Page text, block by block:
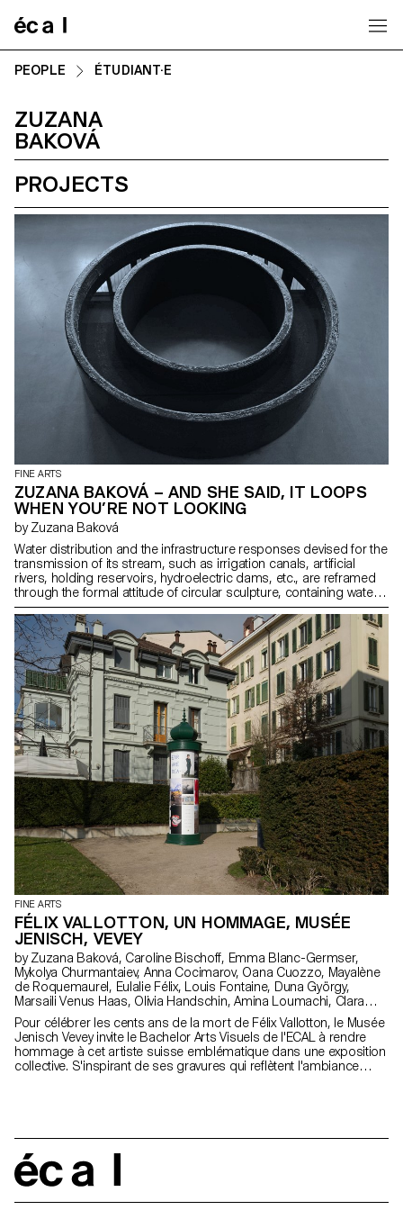
PEOPLE ÉTUDIANT·E
ZUZANA
BAKOVÁ
PROJECTS
FINE ARTS
ZUZANA BAKOVÁ – AND SHE SAID, IT LOOPS
WHEN YOU’RE NOT LOOKING
by Zuzana Baková
Water distribution and the infrastructure responses devised for the
transmission of its stream, such as irrigation canals, artificial
rivers, holding reservoirs, hydroelectric dams, etc., are reframed
through the formal attitude of circular sculpture, containing water.
A discourse on the control over, allocation of, and access to the
resource. Circular shapes and motions allude to temporal
constructs such as loops, time capsules, and atemporality. Time
and space are treated as variables in this equation.
FINE ARTS
FÉLIX VALLOTTON, UN HOMMAGE, MUSÉE
JENISCH, VEVEY
by Zuzana Baková, Caroline Bischoff, Emma Blanc-Germser,
Mykolya Churmantaiev, Anna Cocimarov, Oana Cuozzo, Mayalène
de Roquemaurel, Eulalie Félix, Louis Fontaine, Duna György,
Marsaili Venus Haas, Olivia Handschin, Amina Loumachi, Clara
Luna, Céleste Meylan, Diego Mühlematter, Paul Reachi, Baptiste
Schaerer, Charlie Schär, Jamie Soria, Nayla Younes
Pour célébrer les cents ans de la mort de Félix Vallotton, le Musée
Jenisch Vevey invite le Bachelor Arts Visuels de l'ECAL à rendre
hommage à cet artiste suisse emblématique dans une exposition
collective. S'inspirant de ses gravures qui reflètent l'ambiance
d’aujourd’hui.